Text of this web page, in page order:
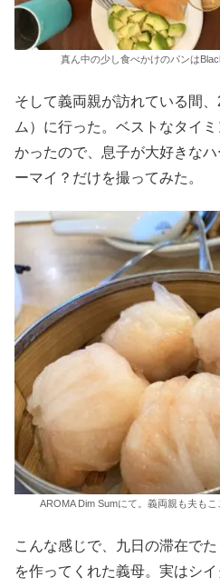
真ん中の少し食べかけのパンは
そして義両親が訪れている間
ム）に行った。ベストなタイ
かったので、息子が大好きな
ーマイ？だけを撮ってみた。
AROMA Dim Sumにて。義両親も夫も
こんな感じで、九日の滞在で
を作ってくれた義母。実はシ